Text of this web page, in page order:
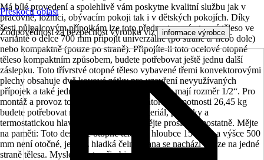
Má bílé provedení a spolehlivě vám poskytne kvalitní službu jak v
pracovně, ložnici, obývacím pokoji tak i v dětských pokojích. Díky
šesti půlpalcovým přípojkám lze toto přednastavené otopné těleso ve
variantě o délce 700 mm připojit univerzálně (po straně a/ nebo dole)
nebo kompaktně (pouze po straně). Připojíte-li toto ocelové otopné
těleso kompaktním způsobem, budete potřebovat ještě jednu další
záslepku. Toto třívrstvé otopné těleso vybavené třemi konvektorovými
plechy obsahuje dvě kovové zátky pro uzavření nevyužívaných
přípojek a také jednu záslepku. Všechny zátky mají rozměr 1/2“. Pro
montáž a provoz tohoto deskového radiátoru o hmotnosti 26,45 kg
budete potřebovat navíc upevňovací materiál, přípojky a
termostatickou hlavici. Tento materiál mějte prosím samostatně. Mějte
na paměti: Toto deskové otopné těleso o hloubce 157 mm a výšce 500
mm není otočné, jelikož hladká čelní strana se nachází pouze na jedné
straně tělesa. Myslete na to při objednání.
Přeskočit oblast
Zodpovědnost za bezpečnost výrobku viz informace výrobce .